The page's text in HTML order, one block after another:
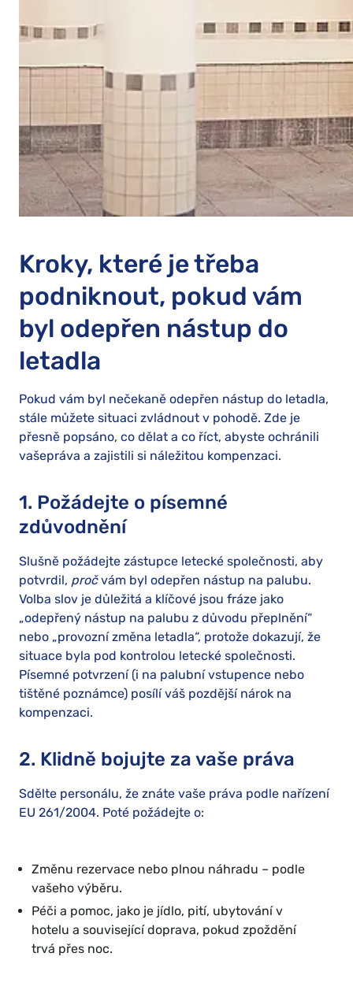
Kroky, které je třeba
podniknout, pokud vám
byl odepřen nástup do
letadla
Pokud vám byl nečekaně odepřen nástup do letadla,
stále můžete situaci zvládnout v pohodě. Zde je
přesně popsáno, co dělat a co říct, abyste ochránili
vašepráva a zajistili si náležitou kompenzaci.
1. Požádejte o písemné
zdůvodnění
Slušně požádejte zástupce letecké společnosti, aby
potvrdil, pročvám byl odepřen nástup na palubu.
Volba slov je důležitá a klíčové jsou fráze jako
„odepřený nástup na palubu z důvodu přeplnění“
nebo „provozní změna letadla“, protože dokazují, že
situace byla pod kontrolou letecké společnosti.
Písemné potvrzení (i na palubní vstupence nebo
tištěné poznámce) posílí váš pozdější nárok na
kompenzaci.
2. Klidně bojujte za vaše práva
Sdělte personálu, že znáte vaše práva podle nařízení
EU 261/2004. Poté požádejte o:
Změnu rezervace nebo plnou náhradu – podle
vašeho výběru.
Péči a pomoc, jako je jídlo, pití, ubytování v
hotelu a související doprava, pokud zpoždění
trvá přes noc.